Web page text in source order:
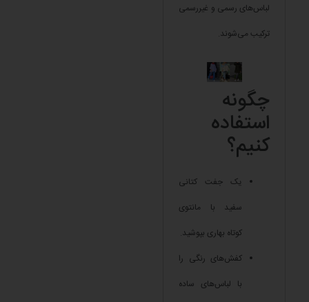
لباس‌های رسمی و غیررسمی
ترکیب می‌شوند.
چگونه
استفاده
کنیم؟
یک جفت کتانی
سفید با مانتوی
کوتاه بهاری بپوشید.
کفش‌های رنگی را
با لباس‌های ساده